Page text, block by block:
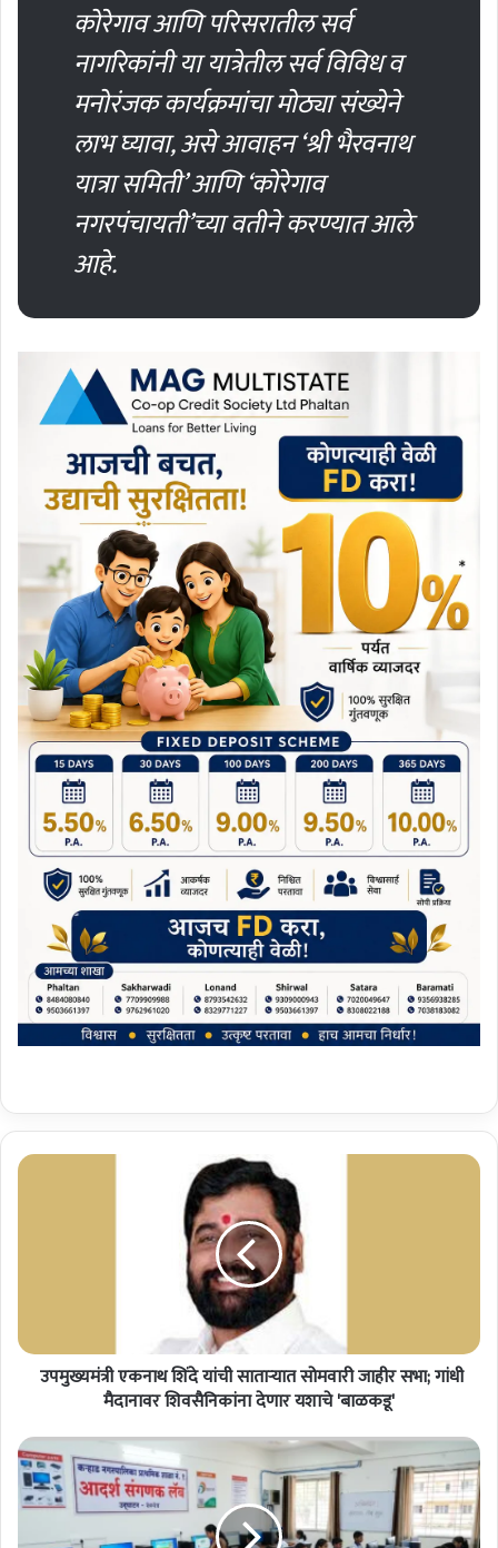
कोरेगाव आणि परिसरातील सर्व
नागरिकांनी या यात्रेतील सर्व विविध व
मनोरंजक कार्यक्रमांचा मोठ्या संख्येने
लाभ घ्यावा, असे आवाहन ‘श्री भैरवनाथ
यात्रा समिती’ आणि ‘कोरेगाव
नगरपंचायती’च्या वतीने करण्यात आले
आहे.
क
दे
यां
ची
सा
उपमुख्यमंत्री एकनाथ शिंदे यांची साताऱ्यात सोमवारी जाहीर सभा; गांधी
मैदानावर शिवसैनिकांना देणार यशाचे 'बाळकडू'
क
ऱ्हा
ड